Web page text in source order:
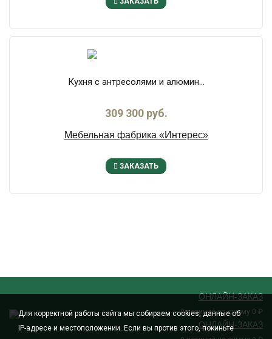
Кухня с антресолями и алюмин...
309 300 руб.
Мебельная фабрика «Интерес»
ЗАКАЗАТЬ
ОНЛАЙН-ЗАКАЗ
0позиций на сумму 0 ₽
ОНЛАЙН-ЗАКАЗ
Для корректной работы сайта мы собираем cookies, данные об
IP-адресе и местоположении. Если вы против этого, покиньте